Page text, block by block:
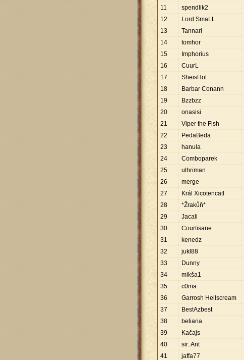
11
spendlik2
12
Lord SmaLL
13
Tannari
14
tomhor
15
Imphorius
16
CuurL
17
SheisHot
18
Barbar Conann
19
Bzzbzz
20
onasisi
21
Viper the Fish
22
PedaBeda
23
hanula
24
Comboparek
25
ulhriman
26
merge
27
Král Xicotencatl
28
*Žrakůň*
29
Jacali
30
Courtisane
31
kenedz
32
jukl88
33
Dunny
34
mikša1
35
c0ma
36
Garrosh Hellscream
37
BestAzbest
38
beliaria
39
Kačajs
40
sir..Ant
41
jaffa77